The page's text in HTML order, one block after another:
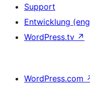
Support
Entwicklung
WordPress.tv ↗
WordPress.com